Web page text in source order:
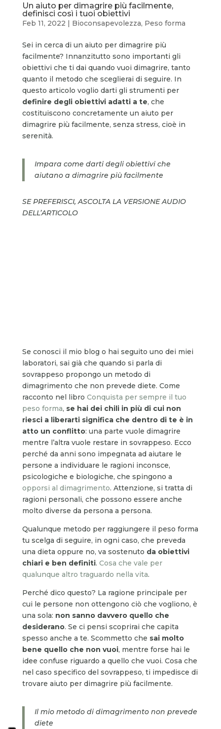
Un aiuto per dimagrire più facilmente,
definisci così i tuoi obiettivi
Feb 11, 2022 | Bioconsapevolezza, Peso forma
Sei in cerca di un aiuto per dimagrire più
facilmente? Innanzitutto sono importanti gli
obiettivi che ti dai quando vuoi dimagrire, tanto
quanto il metodo che sceglierai di seguire. In
questo articolo voglio darti gli strumenti per
definire degli obiettivi adatti a te, che
costituiscono concretamente un aiuto per
dimagrire più facilmente, senza stress, cioè in
serenità.
Impara come darti degli obiettivi che
aiutano a dimagrire più facilmente
SE PREFERISCI, ASCOLTA LA VERSIONE AUDIO
DELL’ARTICOLO
Se conosci il mio blog o hai seguito uno dei miei
laboratori, sai già che quando si parla di
sovrappeso propongo un metodo di
dimagrimento che non prevede diete. Come
racconto nel libro Conquista per sempre il tuo
peso forma, se hai dei chili in più di cui non
riesci a liberarti significa che dentro di te è in
atto un conflitto: una parte vuole dimagrire
mentre l’altra vuole restare in sovrappeso. Ecco
perché da anni sono impegnata ad aiutare le
persone a individuare le ragioni inconsce,
psicologiche e biologiche, che spingono a
opporsi al dimagrimento. Attenzione, si tratta di
ragioni personali, che possono essere anche
molto diverse da persona a persona.
Qualunque metodo per raggiungere il peso forma
tu scelga di seguire, in ogni caso, che preveda
una dieta oppure no, va sostenuto da obiettivi
chiari e ben definiti. Cosa che vale per
qualunque altro traguardo nella vita.
Perché dico questo? La ragione principale per
cui le persone non ottengono ciò che vogliono, è
una sola: non sanno davvero quello che
desiderano. Se ci pensi scoprirai che capita
spesso anche a te. Scommetto che sai molto
bene quello che non vuoi, mentre forse hai le
idee confuse riguardo a quello che vuoi. Cosa che
nel caso specifico del sovrappeso, ti impedisce di
trovare aiuto per dimagrire più facilmente.
Il mio metodo di dimagrimento non prevede
diete